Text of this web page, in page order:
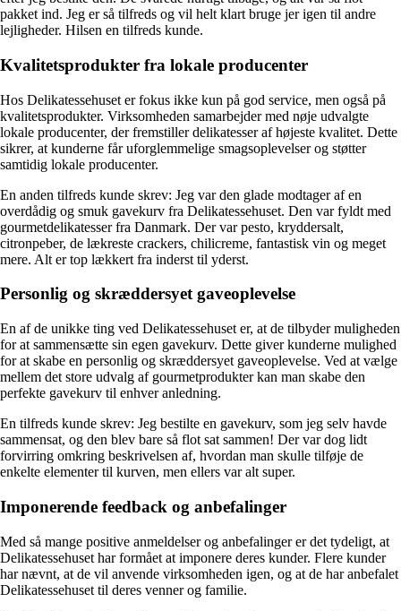
pakket ind. Jeg er så tilfreds og vil helt klart bruge jer igen til andre
lejligheder. Hilsen en tilfreds kunde.
Kvalitetsprodukter fra lokale producenter
Hos Delikatessehuset er fokus ikke kun på god service, men også på
kvalitetsprodukter. Virksomheden samarbejder med nøje udvalgte
lokale producenter, der fremstiller delikatesser af højeste kvalitet. Dette
sikrer, at kunderne får uforglemmelige smagsoplevelser og støtter
samtidig lokale producenter.
En anden tilfreds kunde skrev: Jeg var den glade modtager af en
overdådig og smuk gavekurv fra Delikatessehuset. Den var fyldt med
gourmetdelikatesser fra Danmark. Der var pesto, kryddersalt,
citronpeber, de lækreste crackers, chilicreme, fantastisk vin og meget
mere. Alt er top lækkert fra inderst til yderst.
Personlig og skræddersyet gaveoplevelse
En af de unikke ting ved Delikatessehuset er, at de tilbyder muligheden
for at sammensætte sin egen gavekurv. Dette giver kunderne mulighed
for at skabe en personlig og skræddersyet gaveoplevelse. Ved at vælge
mellem det store udvalg af gourmetprodukter kan man skabe den
perfekte gavekurv til enhver anledning.
En tilfreds kunde skrev: Jeg bestilte en gavekurv, som jeg selv havde
sammensat, og den blev bare så flot sat sammen! Der var dog lidt
forvirring omkring beskrivelsen af, hvordan man skulle tilføje de
enkelte elementer til kurven, men ellers var alt super.
Imponerende feedback og anbefalinger
Med så mange positive anmeldelser og anbefalinger er det tydeligt, at
Delikatessehuset har formået at imponere deres kunder. Flere kunder
har nævnt, at de vil anvende virksomheden igen, og at de har anbefalet
Delikatessehuset til deres venner og familie.